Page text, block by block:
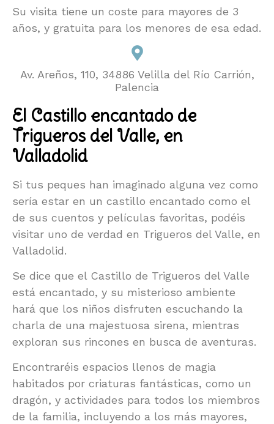
Su visita tiene un coste para mayores de 3
años, y gratuita para los menores de esa edad.
Av. Areños, 110, 34886 Velilla del Río Carrión,
Palencia
El Castillo encantado de
Trigueros del Valle, en
Valladolid
Si tus peques han imaginado alguna vez como
sería estar en un castillo encantado como el
de sus cuentos y películas favoritas, podéis
visitar uno de verdad en Trigueros del Valle, en
Valladolid.
Se dice que el Castillo de Trigueros del Valle
está encantado, y su misterioso ambiente
hará que los niños disfruten escuchando la
charla de una majestuosa sirena, mientras
exploran sus rincones en busca de aventuras.
Encontraréis espacios llenos de magia
habitados por criaturas fantásticas, como un
dragón, y actividades para todos los miembros
de la familia, incluyendo a los más mayores,